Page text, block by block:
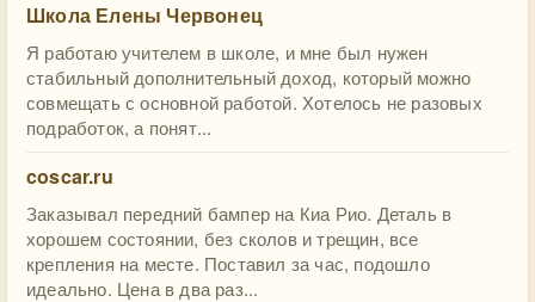
Школа Елены Червонец
Я работаю учителем в школе, и мне был нужен
стабильный дополнительный доход, который можно
совмещать с основной работой. Хотелось не разовых
подработок, а понят...
coscar.ru
Заказывал передний бампер на Киа Рио. Деталь в
хорошем состоянии, без сколов и трещин, все
крепления на месте. Поставил за час, подошло
идеально. Цена в два раз...